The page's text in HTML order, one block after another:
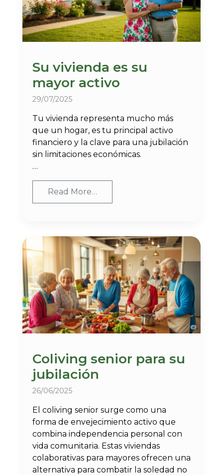
Su vivienda es su
mayor activo
29/07/2025
Tu vivienda representa mucho más
que un hogar, es tu principal activo
financiero y la clave para una jubilación
sin limitaciones económicas.
…
Read More…
Coliving senior para su
jubilación
26/06/2025
El coliving senior surge como una
forma de envejecimiento activo que
combina independencia personal con
vida comunitaria. Estas viviendas
colaborativas para mayores ofrecen una
alternativa para combatir la soledad no